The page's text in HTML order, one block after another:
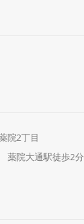
院2丁目
薬院大通駅徒歩2分